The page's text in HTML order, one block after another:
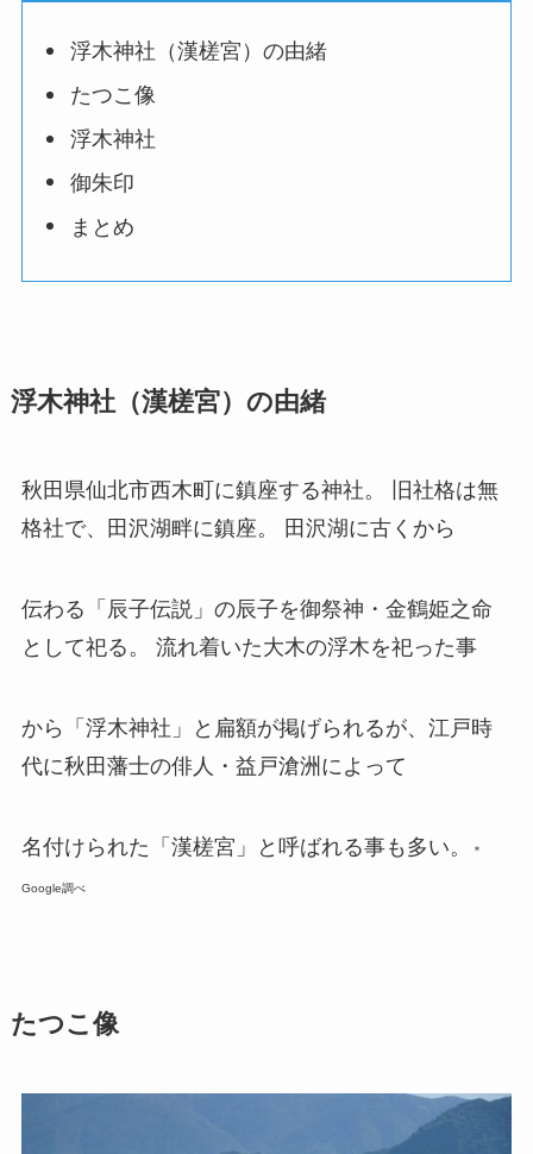
浮木神社（漢槎宮）の由緒
たつこ像
浮木神社
御朱印
まとめ
浮木神社（漢槎宮）の由緒
秋田県仙北市西木町に鎮座する神社。 旧社格は無
格社で、田沢湖畔に鎮座。 田沢湖に古くから
伝わる「辰子伝説」の辰子を御祭神・金鶴姫之命
として祀る。 流れ着いた大木の浮木を祀った事
から「浮木神社」と扁額が掲げられるが、江戸時
代に秋田藩士の俳人・益戸滄洲によって
名付けられた「漢槎宮」と呼ばれる事も多い。 ＊
Google調べ
たつこ像